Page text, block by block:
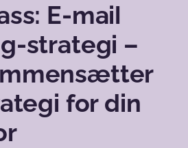
E-mail
strategi –
for din